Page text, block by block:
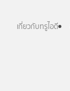
เกี่ยวกับทรูไอดี